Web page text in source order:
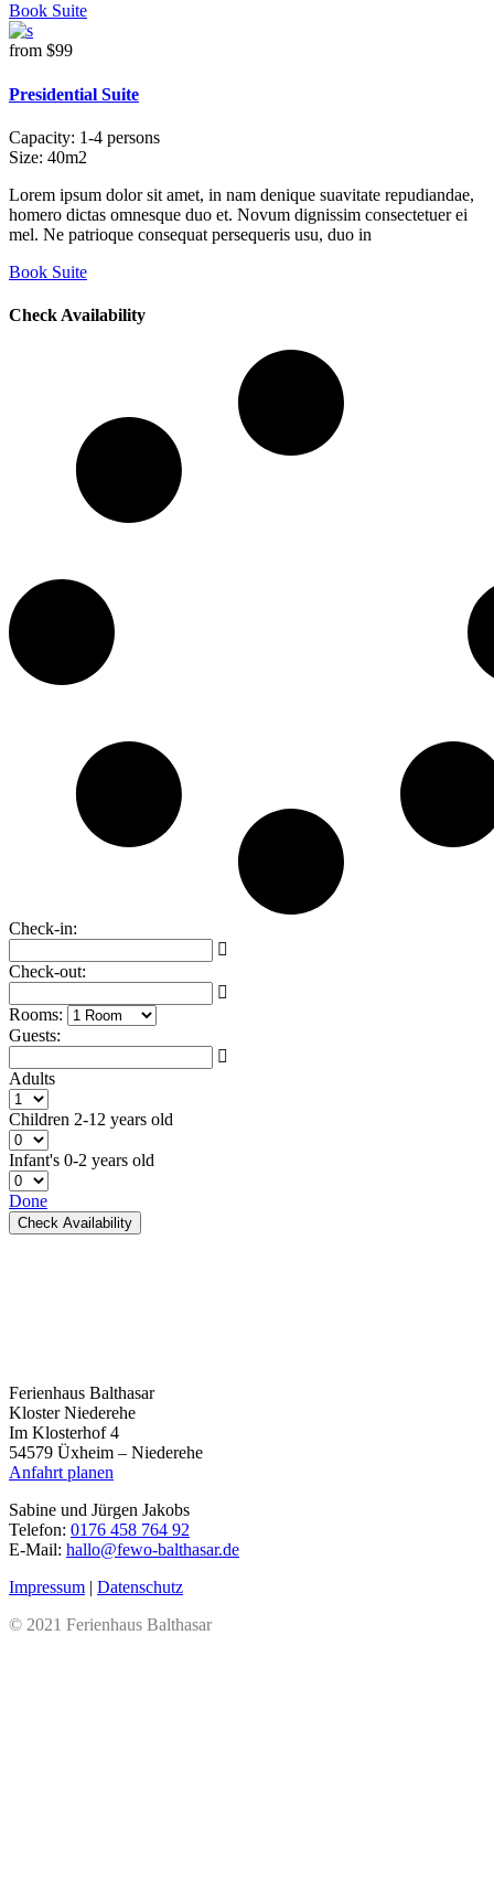
Book Suite
from $99
Presidential Suite
Capacity: 1-4 persons
Size: 40m2
Lorem ipsum dolor sit amet, in nam denique suavitate repudiandae,
homero dictas omnesque duo et. Novum dignissim consectetuer ei
mel. Ne patrioque consequat persequeris usu, duo in
Book Suite
Check Availability
Check-in:
Check-out:
Rooms:
Guests:
Adults
Children 2-12 years old
Infant's 0-2 years old
Done
Check Availability
Ferienhaus Balthasar
Kloster Niederehe
Im Klosterhof 4
54579 Üxheim – Niederehe
Anfahrt planen
Sabine und Jürgen Jakobs
Telefon: 0176 458 764 92
E-Mail: hallo@fewo-balthasar.de
Impressum | Datenschutz
© 2021 Ferienhaus Balthasar